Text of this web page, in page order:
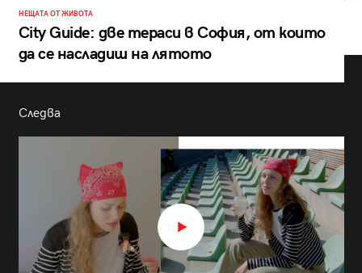
НЕЩАТА ОТ ЖИВОТА
City Guide: две тераси в София, от които
да се насладиш на лятото
Следва